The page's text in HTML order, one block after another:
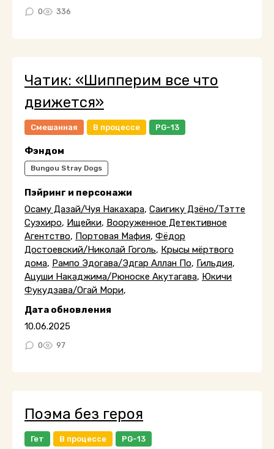
0 336
Чатик: «Шипперим все что
движется»
Смешанная В процессе PG-13
Фэндом
Bungou Stray Dogs
Пэйринг и персонажи
Осаму Дазай/Чуя Накахара, Саигику Дзёно/Тэтте
Суэхиро, Ищейки, Вооруженное Детективное
Агентство, Портовая Мафия, Фёдор
Достоевский/Николай Гоголь, Крысы мёртвого
дома, Рампо Эдогава/Эдгар Аллан По, Гильдия,
Ацуши Накаджима/Рюноске Акутагава, Юкичи
Фукудзава/Огай Мори,
Дата обновления
10.06.2025
0 97
Поэма без героя
Гет В процессе PG-13